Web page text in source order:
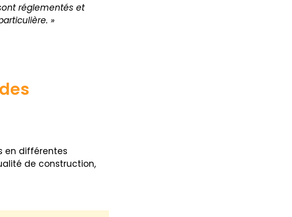
réglementés et
»
en différentes
de construction,